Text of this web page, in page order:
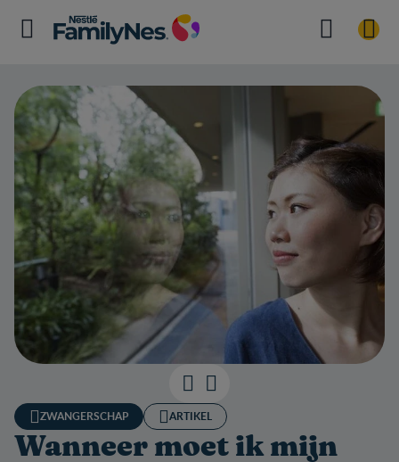
ZWANGERSCHAP ARTIKEL
Wanneer moet ik mijn